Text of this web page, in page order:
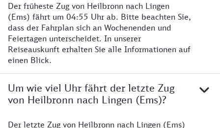
Der früheste Zug von Heilbronn nach Lingen
(Ems) fährt um 04:55 Uhr ab. Bitte beachten Sie,
dass der Fahrplan sich an Wochenenden und
Feiertagen unterscheidet. In unserer
Reiseauskunft erhalten Sie alle Informationen auf
einen Blick.
Um wie viel Uhr fährt der letzte Zug
von Heilbronn nach Lingen (Ems)?
Der letzte Zug von Heilbronn nach Lingen (Ems)